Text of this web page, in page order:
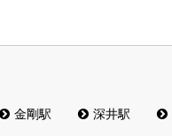
金剛駅 深井駅